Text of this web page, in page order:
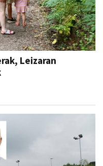
Leizaran